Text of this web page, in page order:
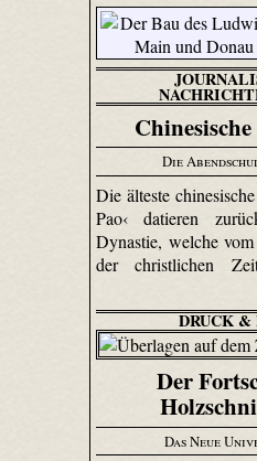
Die
Die älteste
Pao‹ datieren
Dynastie, welche
der christlichen
DRUCK &
Der
Das Neue